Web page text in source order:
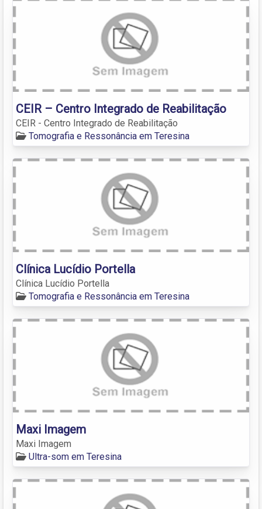
CEIR – Centro Integrado de Reabilitação
CEIR - Centro Integrado de Reabilitação
Tomografia e Ressonância em Teresina
Clínica Lucídio Portella
Clínica Lucídio Portella
Tomografia e Ressonância em Teresina
Maxi Imagem
Maxi Imagem
Ultra-som em Teresina